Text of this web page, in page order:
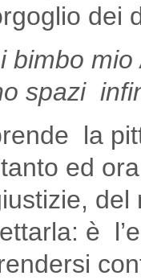
dei
bimbo
spazi
la
ed
è